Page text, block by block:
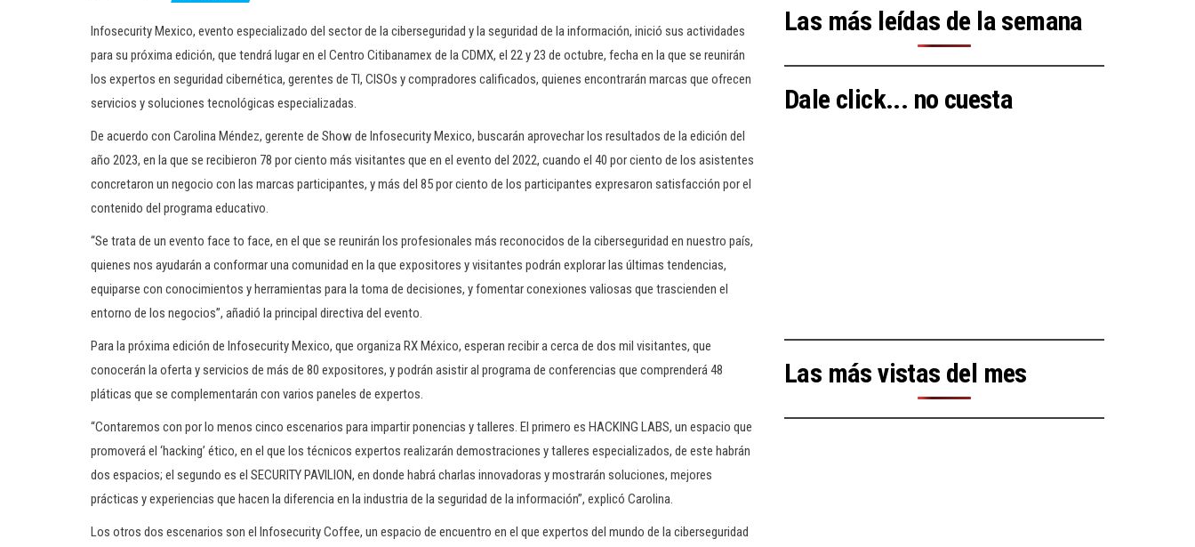
Infosecurity Mexico, evento especializado del sector de la ciberseguridad y la seguridad de la información, inició sus actividades
para su próxima edición, que tendrá lugar en el Centro Citibanamex de la CDMX, el 22 y 23 de octubre, fecha en la que se reunirán
los expertos en seguridad cibernética, gerentes de TI, CISOs y compradores calificados, quienes encontrarán marcas que ofrecen
servicios y soluciones tecnológicas especializadas.
De acuerdo con Carolina Méndez, gerente de Show de Infosecurity Mexico, buscarán aprovechar los resultados de la edición del
año 2023, en la que se recibieron 78 por ciento más visitantes que en el evento del 2022, cuando el 40 por ciento de los asistentes
concretaron un negocio con las marcas participantes, y más del 85 por ciento de los participantes expresaron satisfacción por el
contenido del programa educativo.
“Se trata de un evento face to face, en el que se reunirán los profesionales más reconocidos de la ciberseguridad en nuestro país,
quienes nos ayudarán a conformar una comunidad en la que expositores y visitantes podrán explorar las últimas tendencias,
equiparse con conocimientos y herramientas para la toma de decisiones, y fomentar conexiones valiosas que trascienden el
entorno de los negocios”, añadió la principal directiva del evento.
Para la próxima edición de Infosecurity Mexico, que organiza RX México, esperan recibir a cerca de dos mil visitantes, que
conocerán la oferta y servicios de más de 80 expositores, y podrán asistir al programa de conferencias que comprenderá 48
pláticas que se complementarán con varios paneles de expertos.
“Contaremos con por lo menos cinco escenarios para impartir ponencias y talleres. El primero es HACKING LABS, un espacio que
promoverá el ‘hacking’ ético, en el que los técnicos expertos realizarán demostraciones y talleres especializados, de este habrán
dos espacios; el segundo es el SECURITY PAVILION, en donde habrá charlas innovadoras y mostrarán soluciones, mejores
prácticas y experiencias que hacen la diferencia en la industria de la seguridad de la información”, explicó Carolina.
Los otros dos escenarios son el Infosecurity Coffee, un espacio de encuentro en el que expertos del mundo de la ciberseguridad
Las más leídas de la semana
Dale click... no cuesta
Las más vistas del mes